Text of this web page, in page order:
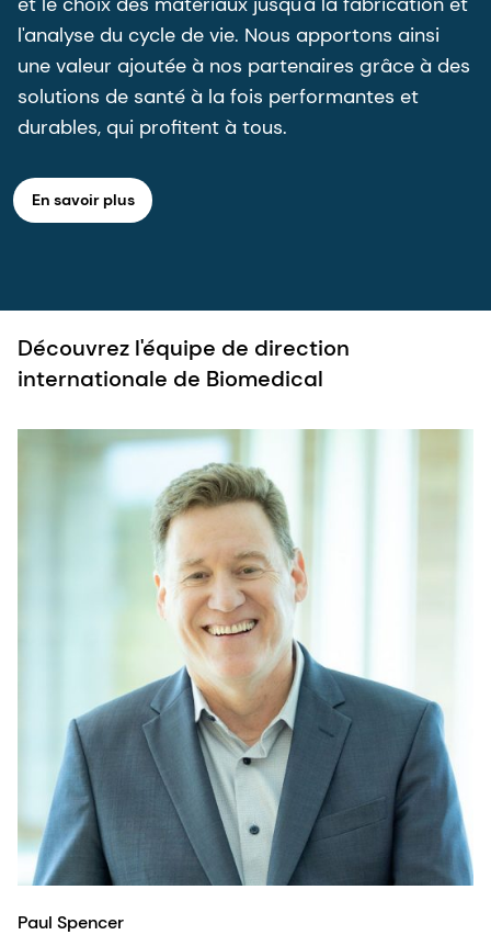
l'analyse du cycle de vie. Nous apportons ainsi
une valeur ajoutée à nos partenaires grâce à des
solutions de santé à la fois performantes et
durables, qui profitent à tous.
En savoir plus
Découvrez l'équipe de direction
internationale de Biomedical
Paul Spencer